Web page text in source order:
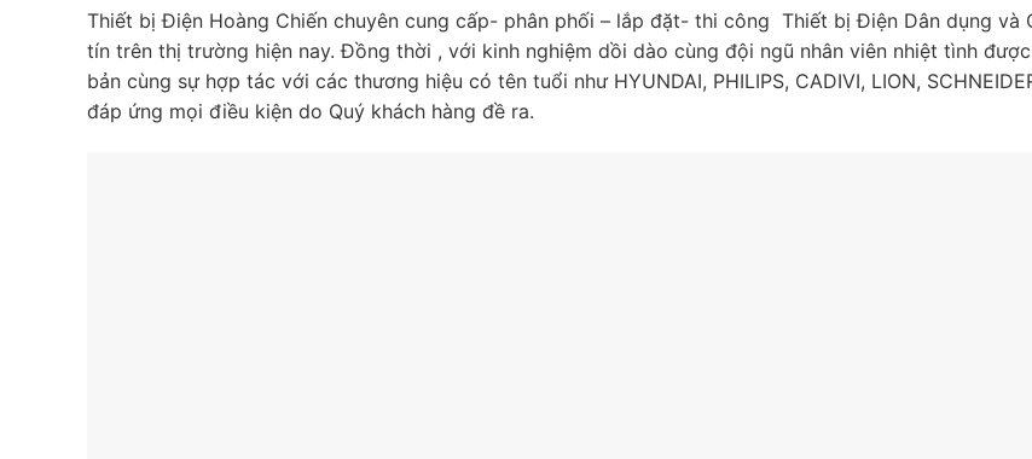
Thiết bị Điện Hoàng Chiến chuyên cung cấp- phân phối – lắp đặt- thi công Thiết bị Điện Dân dụng và
tín trên thị trường hiện nay. Đồng thời , với kinh nghiệm dồi dào cùng đội ngũ nhân viên nhiệt tình
bản cùng sự hợp tác với các thương hiệu có tên tuổi như HYUNDAI, PHILIPS, CADIVI, LION,
đáp ứng mọi điều kiện do Quý khách hàng đề ra.